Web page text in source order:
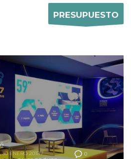
PRESUPUESTO
0
30 ENERO 2018 /